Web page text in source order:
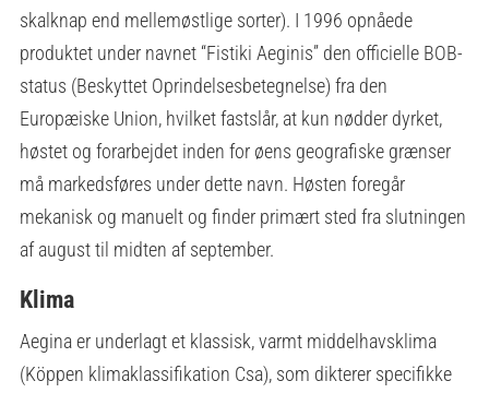
skalknap end mellemøstlige sorter). I 1996 opnåede
produktet under navnet “Fistiki Aeginis” den officielle BOB-
status (Beskyttet Oprindelsesbetegnelse) fra den
Europæiske Union, hvilket fastslår, at kun nødder dyrket,
høstet og forarbejdet inden for øens geografiske grænser
må markedsføres under dette navn. Høsten foregår
mekanisk og manuelt og finder primært sted fra slutningen
af august til midten af september.
Klima
Aegina er underlagt et klassisk, varmt middelhavsklima
(Köppen klimaklassifikation Csa), som dikterer specifikke